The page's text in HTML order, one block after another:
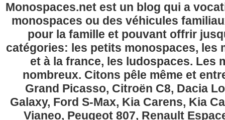
Monospaces.net est un blog qui a
monospaces ou des véhicules
pour la famille et pouvant offrir
catégories: les petits monospaces, les
et à la france, les ludospaces. Les
nombreux. Citons pêle même et
Grand Picasso, Citroën C8, Dacia
Galaxy, Ford S-Max, Kia Carens, Kia
Vianeo, Peugeot 807, Renault